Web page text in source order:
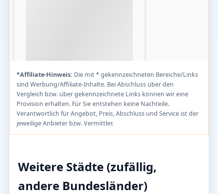
*Affiliate-Hinweis: Die mit * gekennzeichneten Bereiche/Links
sind Werbung/Affiliate-Inhalte. Bei Abschluss über den
Vergleich bzw. über gekennzeichnete Links können wir eine
Provision erhalten. Für Sie entstehen keine Nachteile.
Verantwortlich für Angebot, Preis, Abschluss und Service ist der
jeweilige Anbieter bzw. Vermittler.
Weitere Städte (zufällig,
andere Bundesländer)